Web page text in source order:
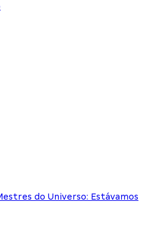
do Universo: Estávamos